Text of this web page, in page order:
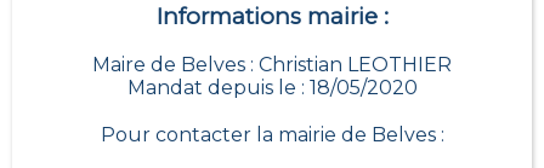
Informations mairie :
Maire de Belves : Christian LEOTHIER
Mandat depuis le : 18/05/2020
Pour contacter la mairie de Belves: